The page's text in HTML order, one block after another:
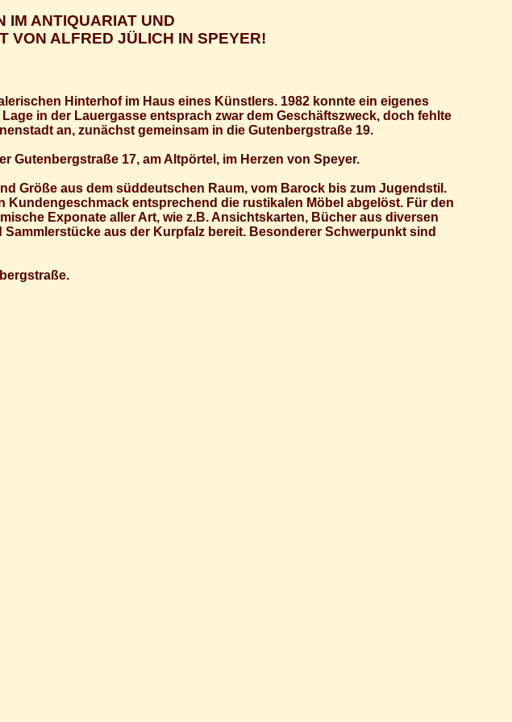
IM ANTIQUARIAT UND
VON ALFRED JÜLICH IN SPEYER!
Hinterhof im Haus eines Künstlers. 1982 konnte ein eigenes
in der Lauergasse entsprach zwar dem Geschäftszweck, doch fehlte
an, zunächst gemeinsam in die Gutenbergstraße 19.
Gutenbergstraße 17, am Altpörtel, im Herzen von Speyer.
Größe aus dem süddeutschen Raum, vom Barock bis zum Jugendstil.
Kundengeschmack entsprechend die rustikalen Möbel abgelöst. Für den
Exponate aller Art, wie z.B. Ansichtskarten, Bücher aus diversen
aus der Kurpfalz bereit. Besonderer Schwerpunkt sind